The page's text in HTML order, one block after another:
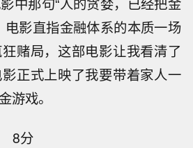
电影直指金融体系的本质一场
赌局，这部电影让我看清了
正式上映了我要带着家人一
游戏。
8分